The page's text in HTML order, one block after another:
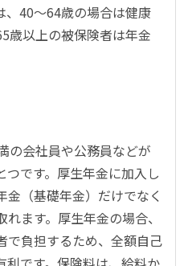
、40～64歳の場合は健康
歳以上の被保険者は年金
の会社員や公務員などが
です。厚生年金に加入し
（基礎年金）だけでなく
ます。厚生年金の場合、
で負担するため、全額自己